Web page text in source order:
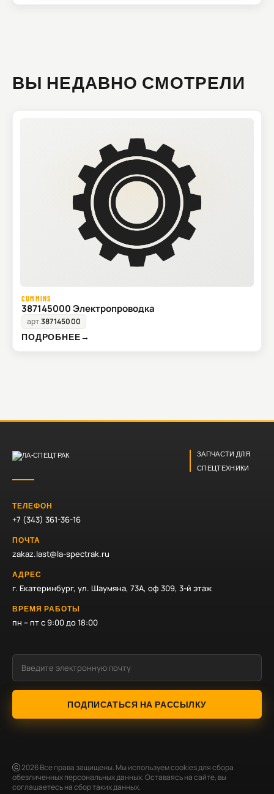
ВЫ НЕДАВНО СМОТРЕЛИ
CUMMINS
387145000 Электропроводка
арт.387145000
ПОДРОБНЕЕ→
ЗАПЧАСТИ ДЛЯ
СПЕЦТЕХНИКИ
ТЕЛЕФОН
+7 (343) 361-36-16
ПОЧТА
zakaz.last@la-spectrak.ru
АДРЕС
г. Екатеринбург, ул. Шаумяна, 73А, оф 309, 3-й этаж
ВРЕМЯ РАБОТЫ
пн – пт с 9:00 до 18:00
ПОДПИСАТЬСЯ НА РАССЫЛКУ
2026Все права защищены. Мы используем cookies для сбора
обезличенных персональных данных. Оставаясь на сайте, вы
соглашаетесь на сбор таких данных.